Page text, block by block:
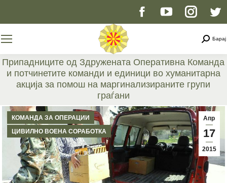
Facebook
opens
in
new
window
YouTube
opens
in
new
window
page
opens
in
new
window
Барај
Припадниците од Здружената Оперативна Команда
и потчинетите команди и единици во хуманитарна
акција за помош на маргинализираните групи
граѓани
You are here:
Апр
17
2015
КОМАНДА ЗА ОПЕРАЦИИ
ЦИВИЛНО ВОЕНА СОРАБОТКА